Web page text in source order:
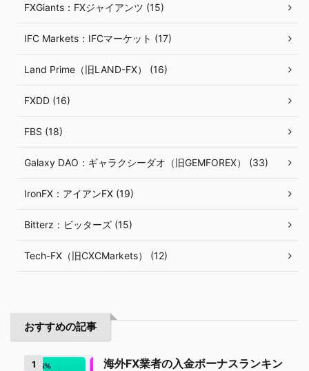
FXGiants：FXジャイアンツ (15)
IFC Markets：IFCマーケット (17)
Land Prime（旧LAND-FX） (16)
FXDD (16)
FBS (18)
Galaxy DAO：ギャラクシーダオ（旧GEMFOREX） (33)
IronFX：アイアンFX (19)
Bitterz：ビッターズ (15)
Tech-FX（旧CXCMarkets） (12)
おすすめの記事
1
海外FX業者の入金ボーナスランキン